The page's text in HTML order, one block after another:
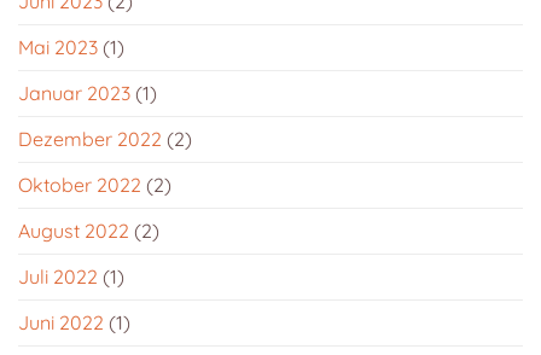
Mai 2023 (1)
Januar 2023 (1)
Dezember 2022 (2)
Oktober 2022 (2)
August 2022 (2)
Juli 2022 (1)
Juni 2022 (1)